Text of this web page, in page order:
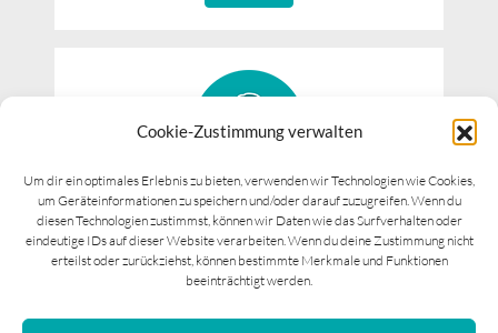
Cookie-Zustimmung verwalten
Um dir ein optimales Erlebnis zu bieten, verwenden wir Technologien wie Cookies,
um Geräteinformationen zu speichern und/oder darauf zuzugreifen. Wenn du
diesen Technologien zustimmst, können wir Daten wie das Surfverhalten oder
eindeutige IDs auf dieser Website verarbeiten. Wenn du deine Zustimmung nicht
erteilst oder zurückziehst, können bestimmte Merkmale und Funktionen
beeinträchtigt werden.
Dr. Martin Kuttnig
Facharzt für Orthopädie und Unfallchirurg mit
Schwerpunkt Handchirurgie